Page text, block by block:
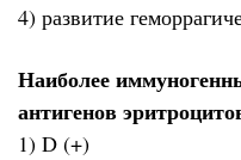
4) развитие
Наиболее
антигенов
1) D (+)